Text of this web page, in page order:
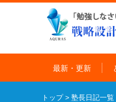
最新・更新
トップ> 塾長日記一覧